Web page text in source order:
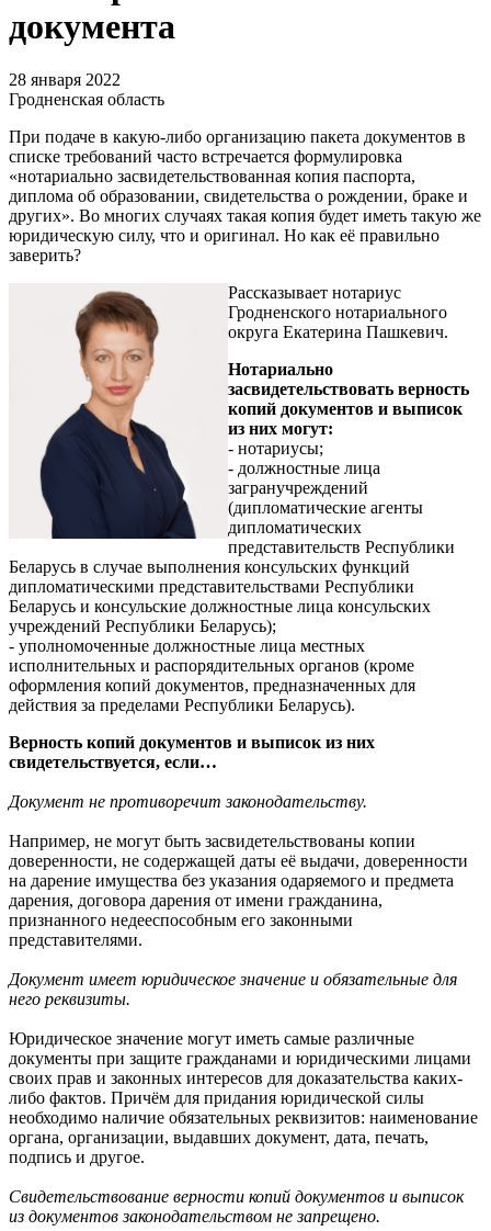
документа
28 января 2022
Гродненская область
При подаче в какую-либо организацию пакета документов в
списке требований часто встречается формулировка
«нотариально засвидетельствованная копия паспорта,
диплома об образовании, свидетельства о рождении, браке и
других». Во многих случаях такая копия будет иметь такую же
юридическую силу, что и оригинал. Но как её правильно
заверить?
Рассказывает нотариус
Гродненского нотариального
округа Екатерина Пашкевич.
Нотариально
засвидетельствовать верность
копий документов и выписок
из них могут:
- нотариусы;
- должностные лица
загранучреждений
(дипломатические агенты
дипломатических
представительств Республики
Беларусь в случае выполнения консульских функций
дипломатическими представительствами Республики
Беларусь и консульские должностные лица консульских
учреждений Республики Беларусь);
- уполномоченные должностные лица местных
исполнительных и распорядительных органов (кроме
оформления копий документов, предназначенных для
действия за пределами Республики Беларусь).
Верность копий документов и выписок из них
свидетельствуется, если…
Документ не противоречит законодательству.
Например, не могут быть засвидетельствованы копии
доверенности, не содержащей даты её выдачи, доверенности
на дарение имущества без указания одаряемого и предмета
дарения, договора дарения от имени гражданина,
признанного недееспособным его законными
представителями.
Документ имеет юридическое значение и обязательные для
него реквизиты.
Юридическое значение могут иметь самые различные
документы при защите гражданами и юридическими лицами
своих прав и законных интересов для доказательства каких-
либо фактов. Причём для придания юридической силы
необходимо наличие обязательных реквизитов: наименование
органа, организации, выдавших документ, дата, печать,
подпись и другое.
Свидетельствование верности копий документов и выписок
из документов законодательством не запрещено.